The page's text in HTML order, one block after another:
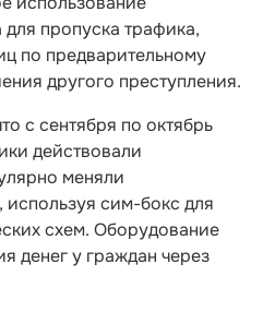
пропуска трафика,
по предварительному
другого преступления.
с сентября по октябрь
действовали
меняли
сим-бокс для
схем. Оборудование
денег у граждан через